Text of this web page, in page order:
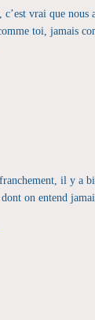
c’est vrai que nous
toi, jamais
il y a
on entend